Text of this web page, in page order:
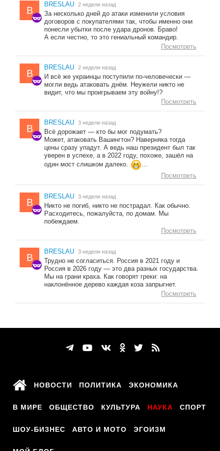
B
BRESLAU 2 недели назад
За несколько дней до атаки изменили условия
договоров с покупателями так, чтобы именно они
понесли убытки после удара дронов. Браво!
А если честно, то это гениальный командир.
Посмотреть
B
BRESLAU 2 недели назад
И всё же украинцы поступили по-человечески —
могли ведь атаковать днём. Неужели никто не
видит, что мы проигрываем эту войну!?
Посмотреть
B
BRESLAU 3 недели назад
Всё дорожает — кто бы мог подумать?
Может, атаковать Вашингтон? Наверняка тогда
цены сразу упадут. А ведь наш президент был так
уверен в успехе, а в 2022 году, похоже, зашёл на
один мост слишком далеко.
...
Посмотреть
B
BRESLAU 3 недели назад
Никто не погиб, никто не пострадал. Как обычно.
Расходитесь, пожалуйста, по домам. Мы
побеждаем.
Посмотреть
B
BRESLAU 3 недели назад
Трудно не согласиться. Россия в 2021 году и
Россия в 2026 году — это два разных государства.
Мы на грани краха. Как говорят греки: на
наклонённое дерево каждая коза запрыгнет.
Посмотреть
НОВОСТИ ПОЛИТИКА ЭКОНОМИКА
В МИРЕ ОБЩЕСТВО КУЛЬТУРА НАУКА СПОРТ
ШОУ-БИЗНЕС АВТО И МОТО ЭГОИЗМ